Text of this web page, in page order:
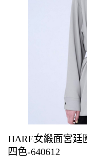
HARE女緞面宮廷
四色-640612